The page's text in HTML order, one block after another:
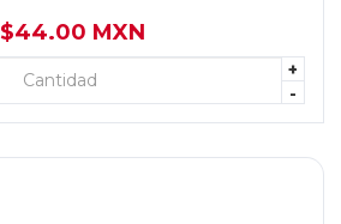
$44.00 MXN
+
-
+ AGREGAR